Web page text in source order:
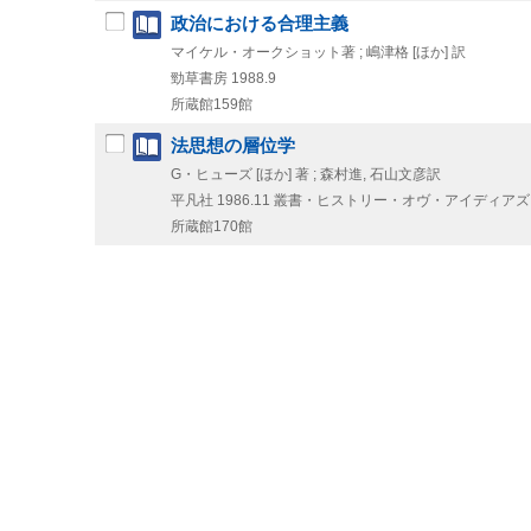
政治における合理主義
マイケル・オークショット著 ; 嶋津格 [ほか] 訳
勁草書房 1988.9
所蔵館159館
法思想の層位学
G・ヒューズ [ほか] 著 ; 森村進, 石山文彦訳
平凡社 1986.11 叢書・ヒストリー・オヴ・アイディア
所蔵館170館